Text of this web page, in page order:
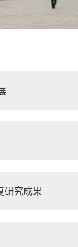
研究成果